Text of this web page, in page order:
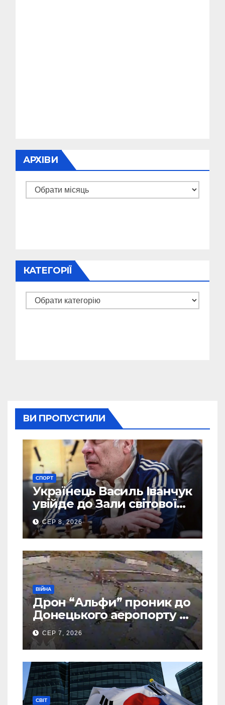
АРХІВИ
Архіви
КАТЕГОРІЇ
Категорії
ВИ ПРОПУСТИЛИ
СПОРТ
Українець Василь Іванчук
увійде до Зали світової
шахової слави
СЕР 8, 2026
ВІЙНА
Дрон “Альфи” проник до
Донецького аеропорту та
спалив “Шахед” ще до
запуску
СЕР 7, 2026
СВІТ